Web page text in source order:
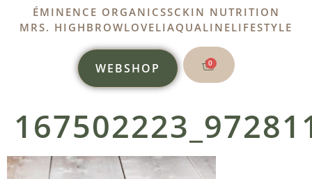
ÉMINENCE ORGANICSSCKIN NUTRITION
MRS. HIGHBROWLOVELIAQUALINELIFESTYLE
WEBSHOP 0